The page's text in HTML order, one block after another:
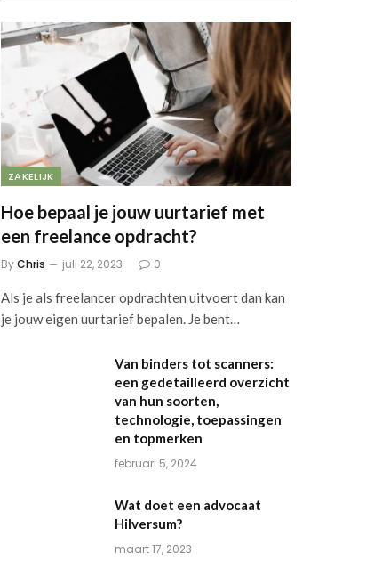
ZAKELIJK
Hoe bepaal je jouw uurtarief met
een freelance opdracht?
ByChris juli 22, 2023 0
Als je als freelancer opdrachten uitvoert dan kan
je jouw eigen uurtarief bepalen. Je bent…
Van binders tot scanners:
een gedetailleerd overzicht
van hun soorten,
technologie, toepassingen
en topmerken
februari 5, 2024
Wat doet een advocaat
Hilversum?
maart 17, 2023